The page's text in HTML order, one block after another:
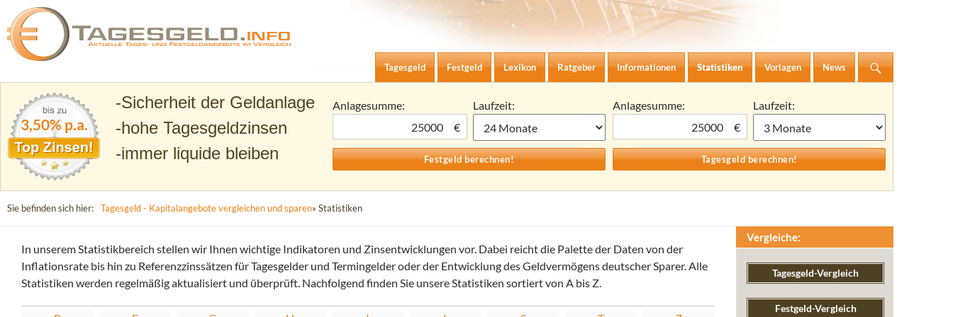
Tagesgeld.info – Tagesgeldkonten vergleichen und Tagesgeld-Zinsen berechnen
Zum Inhalt springen
Tagesgeld
Festgeld Lexikon Ratgeber Informationen Statistiken Vorlagen News
3,50% p.a.
Sicherheit der Geldanlage
hohe Tagesgeldzinsen
immer liquide bleiben
Anlagesumme:
€
Laufzeit:
Anlagesumme:
€
Laufzeit:
Sie befinden sich hier: Tagesgeld - Kapitalangebote vergleichen und sparen» Statistiken
In unserem Statistikbereich stellen wir Ihnen wichtige Indikatoren und Zinsentwicklungen vor. Dabei reicht die Palette der Daten von der
Inflationsrate bis hin zu Referenzzinssätzen für Tagesgelder und Termingelder oder der Entwicklung des Geldvermögens deutscher Sparer. Alle
Statistiken werden regelmäßig aktualisiert und überprüft. Nachfolgend finden Sie unsere Statistiken sortiert von A bis Z.
Vergleiche:
Tagesgeld-Vergleich
Festgeld-Vergleich